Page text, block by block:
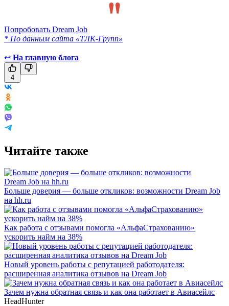
Попробовать Dream Job
* По данным сайта «ТЛК-Групп»
↩ На главную блога
4
Читайте также
Больше доверия — больше откликов: возможности Dream Job
на hh.ru
Как работа с отзывами помогла «АльфаСтрахованию»
ускорить найм на 38%
Новый уровень работы с репутацией работодателя:
расширенная аналитика отзывов на Dream Job
Зачем нужна обратная связь и как она работает в Авиасейлс
HeadHunter